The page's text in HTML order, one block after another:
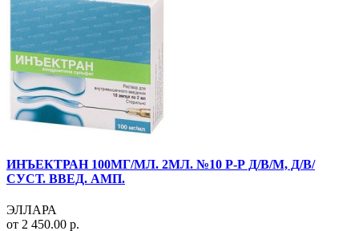
ИНЪЕКТРАН 100МГ/МЛ. 2МЛ. №10 Р-Р Д/В/М, Д/В/
СУСТ. ВВЕД. АМП.
ЭЛЛАРА
от 2 450.00 р.